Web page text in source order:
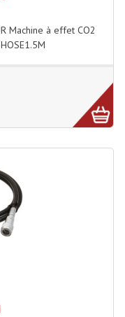
Amplifiées
Filtres
Machine à effet CO2